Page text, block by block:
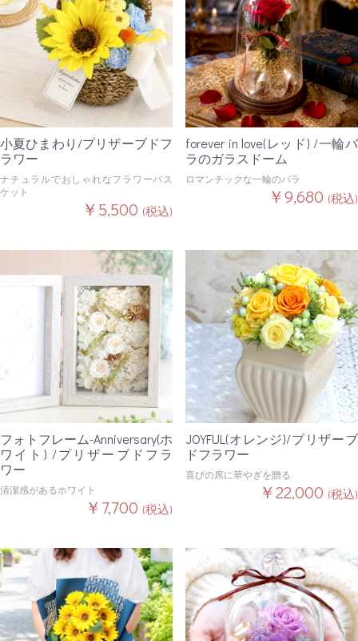
小夏ひまわり/プリザーブドフ
ラワー
ナチュラルでおしゃれなフラワーバス
ケット
￥5,500 (税込)
forever in love(レッド) /一輪バ
ラのガラスドーム
ロマンチックな一輪のバラ
￥9,680 (税込)
フォトフレーム-Anniversary(ホ
ワイト) /プリザーブドフラ
ワー
清潔感があるホワイト
￥7,700 (税込)
JOYFUL(オレンジ)/プリザーブ
ドフラワー
喜びの席に華やぎを贈る
￥22,000 (税込)